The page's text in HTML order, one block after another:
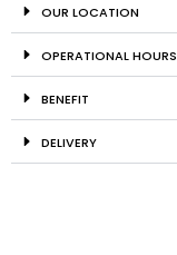
OUR LOCATION
OPERATIONAL HOURS
BENEFIT
DELIVERY